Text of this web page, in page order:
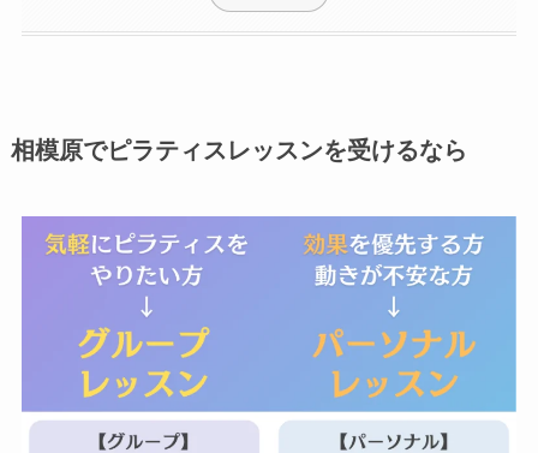
相模原でピラティスレッスンを受けるなら